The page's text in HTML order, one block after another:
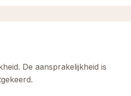
De aansprakelijkheid is